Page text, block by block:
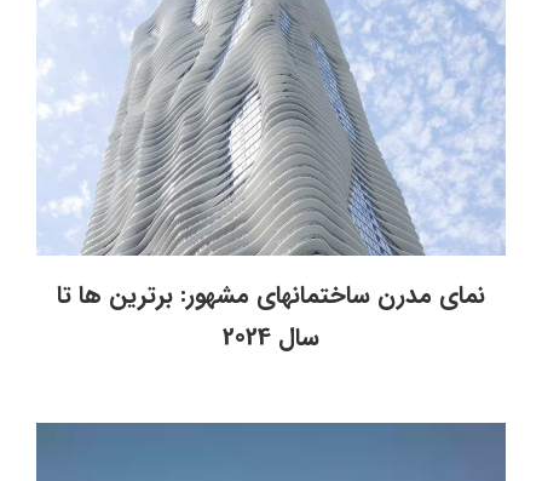
نمای مدرن ساختمانهای مشهور: برترین ها تا
سال 2024